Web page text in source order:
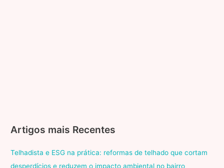
Artigos mais Recentes
Telhadista e ESG na prática: reformas de telhado que cortam
desperdícios e reduzem o impacto ambiental no bairro